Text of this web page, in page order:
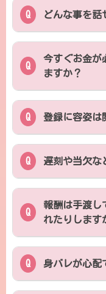
どんな事を話
今すぐお金が
ますか？
登録に容姿は
遅刻や当欠な
報酬は手渡し
れたりします
身バレが心配